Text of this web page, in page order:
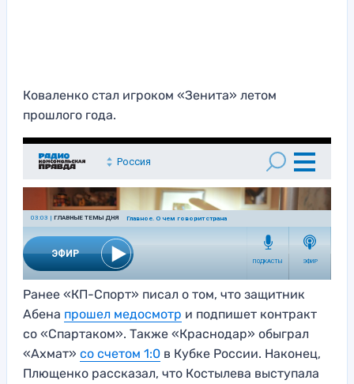
Коваленко стал игроком «Зенита» летом
прошлого года.
Ранее «КП-Спорт» писал о том, что защитник
Абена прошел медосмотр и подпишет контракт
со «Спартаком». Также «Краснодар» обыграл
«Ахмат» со счетом 1:0 в Кубке России. Наконец,
Плющенко рассказал, что Костылева выступала